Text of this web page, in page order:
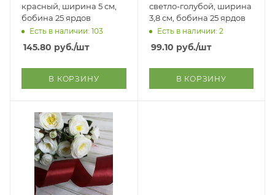
красный, ширина 5 см,
бобина 25 ярдов
Есть в наличии: 103
145.80 руб./шт
В КОРЗИНУ
светло-голубой, ширина
3,8 см, бобина 25 ярдов
Есть в наличии: 2
99.10 руб./шт
В КОРЗИНУ